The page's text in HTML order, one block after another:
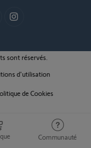
Communauté
sont réservés.
d'utilisation
de Cookies